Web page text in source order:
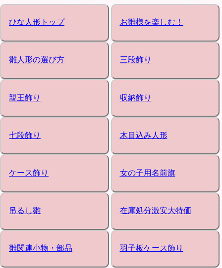
ひな人形トップ お雛様を楽しむ！
雛人形の選び方 三段飾り
親王飾り 収納飾り
七段飾り 木目込み人形
ケース飾り 女の子用名前旗
吊るし雛 在庫処分激安大特価
雛関連小物・部品 羽子板ケース飾り